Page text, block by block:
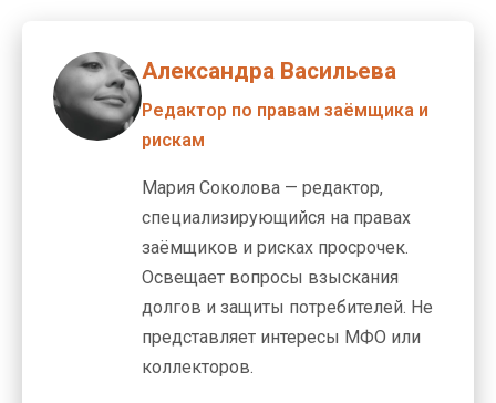
Александра Васильева
Редактор по правам заёмщика и
рискам
Мария Соколова — редактор,
специализирующийся на правах
заёмщиков и рисках просрочек.
Освещает вопросы взыскания
долгов и защиты потребителей. Не
представляет интересы МФО или
коллекторов.